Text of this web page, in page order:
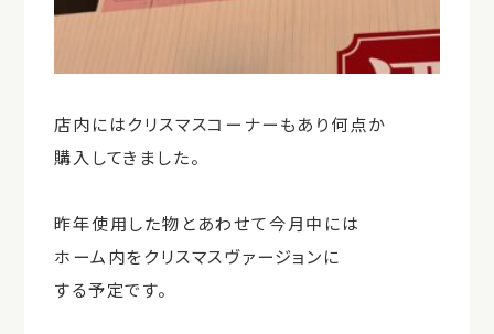
店内にはクリスマスコーナーもあり何点か
購入してきました。
昨年使用した物とあわせて今月中には
ホーム内をクリスマスヴァージョンに
する予定です。